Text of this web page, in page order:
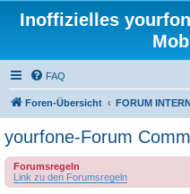
Inoffizielles
FAQ
Foren-Übersicht FORUM
yourfone-Forum
Forumsregeln
Link zu den Forumsregeln